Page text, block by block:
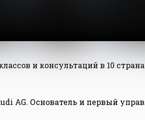
и консультаций в 10
AG. Основатель и первый